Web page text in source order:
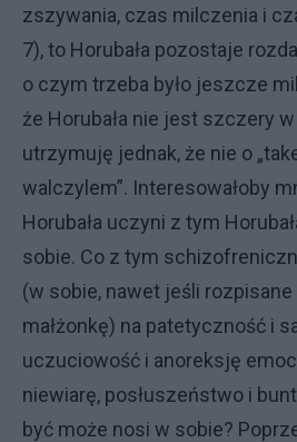
zszywania, czas milczenia i
7), to Horubała pozostaje
o czym trzeba było jeszcze
że Horubała nie jest szczery
utrzymuję jednak, że nie o
walczylem”. Interesowałoby
Horubała uczyni z tym
sobie. Co z tym
(w sobie, nawet jeśli
małżonkę) na patetyczność i
uczuciowość i anoreksję
niewiarę, posłuszeństwo i
być może nosi w sobie?